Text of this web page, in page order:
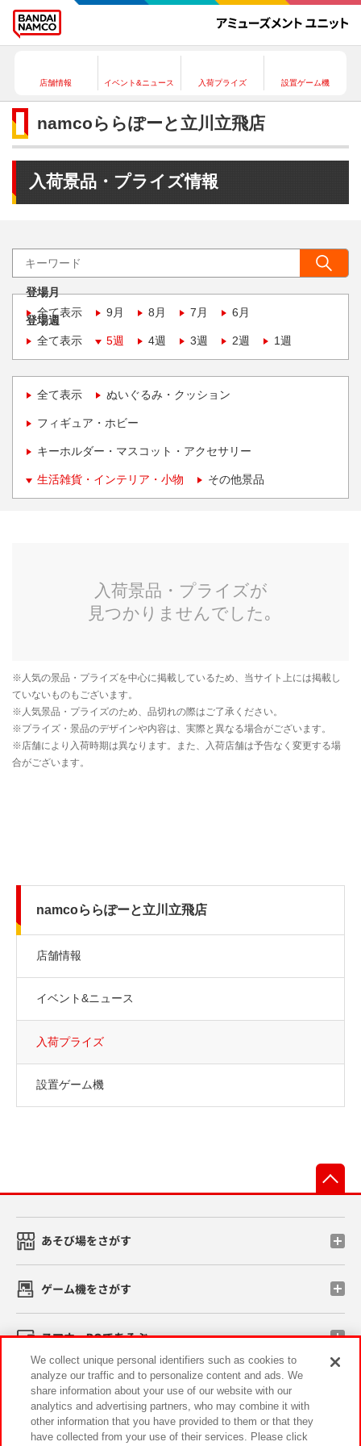
店舗情報 イベント&ニュース 入荷プライズ 設置ゲーム機
namcoららぽーと立川立飛店
入荷景品・プライズ情報
登場月
全て表示
9月 8月 7月 6月
登場週
全て表示
5週 4週 3週 2週 1週
全て表示 ぬいぐるみ・クッション
フィギュア・ホビー
キーホルダー・マスコット・アクセサリー
生活雑貨・インテリア・小物 その他景品
namcoららぽーと立川立飛店
店舗情報
イベント&ニュース
入荷プライズ
設置ゲーム機
あそび場をさがす
ゲーム機をさがす
スマホ・PCであそぶ
イベント・キャンペーン
We collect unique personal identifiers such as cookies to
analyze our traffic and to personalize content and ads. We
share information about your use of our website with our
analytics and advertising partners, who may combine it with
other information that you have provided to them or that they
have collected from your use of their services. Please click